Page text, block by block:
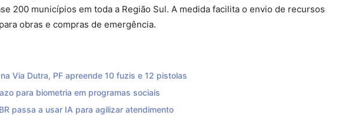
200 municípios em toda a Região Sul. A medida facilita o envio de recursos
obras e compras de emergência.
Via Dutra, PF apreende 10 fuzis e 12 pistolas
para biometria em programas sociais
passa a usar IA para agilizar atendimento